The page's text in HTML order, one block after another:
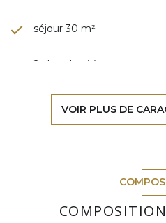
séjour 30 m²
2 chambre(s)
Chauffage individuel :
exposition Nord-Ouest
VOIR PLUS DE